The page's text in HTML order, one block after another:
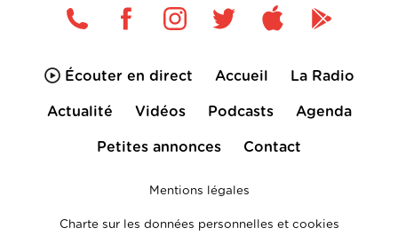
Écouter en direct Accueil La Radio
Actualité Vidéos Podcasts Agenda
Petites annonces Contact
Mentions légales
Charte sur les données personnelles et cookies